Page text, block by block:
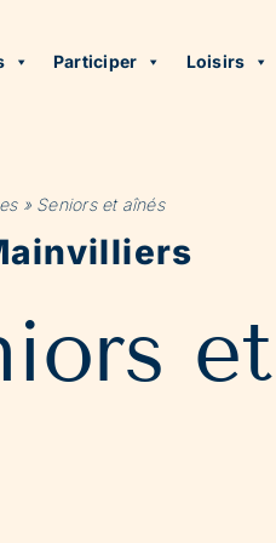
Participer Loisirs
» Seniors et aînés